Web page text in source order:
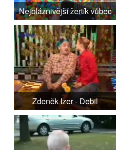
Nejbláznivější žertík vůbec
Zdeněk Izer - Debil